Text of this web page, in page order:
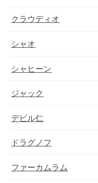
クラウディオ
シャオ
シャヒーン
ジャック
デビル仁
ドラグノフ
ファーカムラム